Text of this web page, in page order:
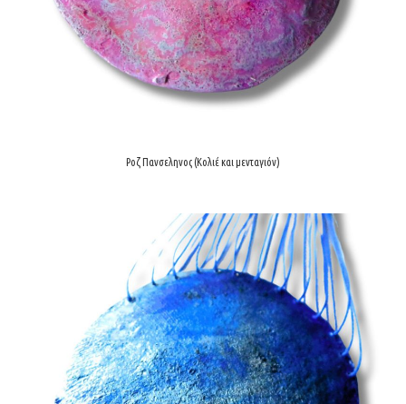
Ροζ Πανσεληνος (Κολιέ και μενταγιόν)